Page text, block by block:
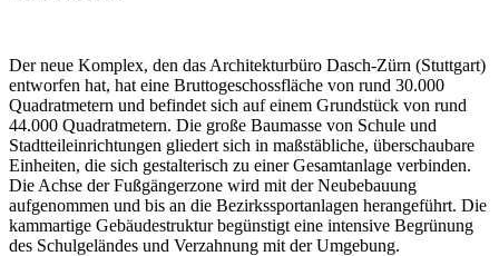
Der neue Komplex, den das Architekturbüro Dasch-Zürn (Stuttgart)
entworfen hat, hat eine Bruttogeschossfläche von rund 30.000
Quadratmetern und befindet sich auf einem Grundstück von rund
44.000 Quadratmetern. Die große Baumasse von Schule und
Stadtteileinrichtungen gliedert sich in maßstäbliche, überschaubare
Einheiten, die sich gestalterisch zu einer Gesamtanlage verbinden.
Die Achse der Fußgängerzone wird mit der Neubebauung
aufgenommen und bis an die Bezirkssportanlagen herangeführt. Die
kammartige Gebäudestruktur begünstigt eine intensive Begrünung
des Schulgeländes und Verzahnung mit der Umgebung.